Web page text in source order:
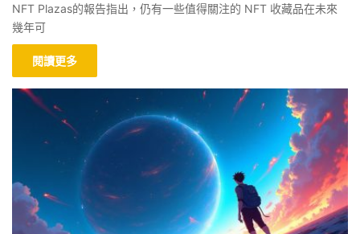
NFT Plazas的報告指出，仍有一些值得關注的 NFT 收藏品在未來
幾年可
閱讀更多